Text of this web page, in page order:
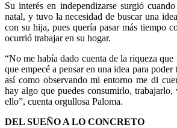
Su interés en independizarse surgió
natal, y tuvo la necesidad de buscar una
con su hija, pues quería pasar más tiempo
ocurrió trabajar en su hogar.
“No me había dado cuenta de la riqueza que
que empecé a pensar en una idea para poder
así como observando mi entorno me di
hay algo que puedes consumirlo, trabajarlo,
ello”, cuenta orgullosa Paloma.
DEL SUEÑO A LO CONCRETO